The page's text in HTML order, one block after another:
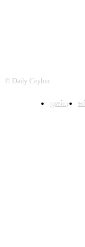
© Daily Ceylon
முகப்பு